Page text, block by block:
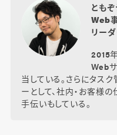
ともぞ
Web
リー
2015
Web
当している。さらにタス
ーとして、社内・お客様
手伝いもしている。